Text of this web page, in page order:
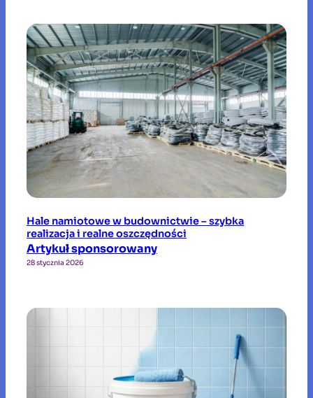
Hale namiotowe w budownictwie – szybka
realizacja i realne oszczędności
Artykuł sponsorowany
28 stycznia 2026